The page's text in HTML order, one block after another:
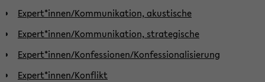
Expert*innen/Kommunikation, akustische
Expert*innen/Kommunikation, strategische
Expert*innen/Konfessionen/Konfessionalisierung
Expert*innen/Konflikt